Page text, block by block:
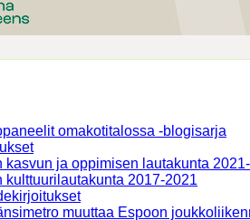
omakotitalossa -blogisarja
kasvun ja oppimisen lautakunta
kulttuurilautakunta 2017-2021
muuttaa Espoon